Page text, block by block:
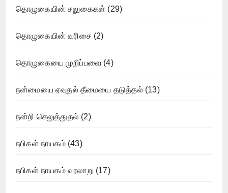
தொழுகையின் சலுகைகள் (29)
தொழுகையின் வரிசை (2)
தொழுகையை முறிப்பவை (4)
நன்மையை ஏவுதல் தீமையை தடுத்தல் (13)
நன்றி செலுத்துதல் (2)
நபிகள் நாயகம்(43)
நபிகள் நாயகம் வரலாறு (17)